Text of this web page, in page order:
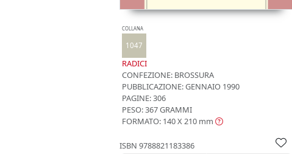
COLLANA
1047
RADICI
CONFEZIONE: BROSSURA
PUBBLICAZIONE:GENNAIO 1990
PAGINE: 306
PESO: 367 GRAMMI
FORMATO: 140 X 210 mm
ISBN 9788821183386